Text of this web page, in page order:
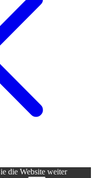
die Website weiter